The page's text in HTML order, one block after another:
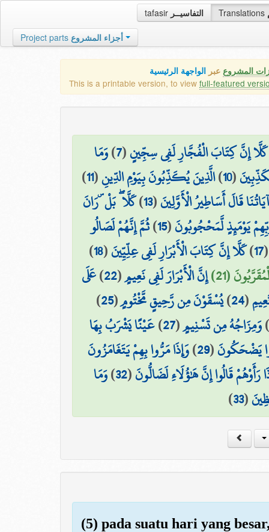
tafasir التفاسيــر Translations
Project parts أجزاء المشروع
المشروع عبر الواجهة الرئيسية
This is a printable version, to view full-featured
كَلَّا إِنَّ كِتَابَ الْفُجَّارِ لَفِي سِجِّينٍ(
7
)وَمَا
(
10
)الَّذِينَ يُكَذِّبُونَ بِيَوْمِ الدِّينِ(
11
)
قَالَ أَسَاطِيرُ الْأَوَّلِينَ(
13
)كَلَّا ۖ بَلْ ۜ رَانَ
يَوْمَئِذٍ لَّمَحْجُوبُونَ(
15
)ثُمَّ إِنَّهُمْ لَصَالُو
17
)كَلَّا إِنَّ كِتَابَ الْأَبْرَارِ لَفِي عِلِّيِّينَ(
18
)
(21)
إِنَّ الْأَبْرَارَ لَفِي نَعِيمٍ(
22
)عَلَى
(
24
)يُسْقَوْنَ مِن رَّحِيقٍ مَّخْتُومٍ(
25
)
)وَمِزَاجُهُ مِن تَسْنِيمٍ(
27
)عَيْنًا يَشْرَبُ بِهَا
يَضْحَكُونَ(
29
)وَإِذَا مَرُّوا بِهِمْ يَتَغَامَزُونَ
رَأَوْهُمْ قَالُوا إِنَّ هَٰؤُلَاءِ لَضَالُّونَ(
32
)وَمَا
(
33
)
(5) pada suatu hari yang